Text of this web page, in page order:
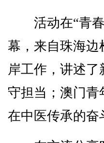
活动在“青春
幕，来自珠海
岸工作，讲述
守担当；澳门
在中医传承的奋